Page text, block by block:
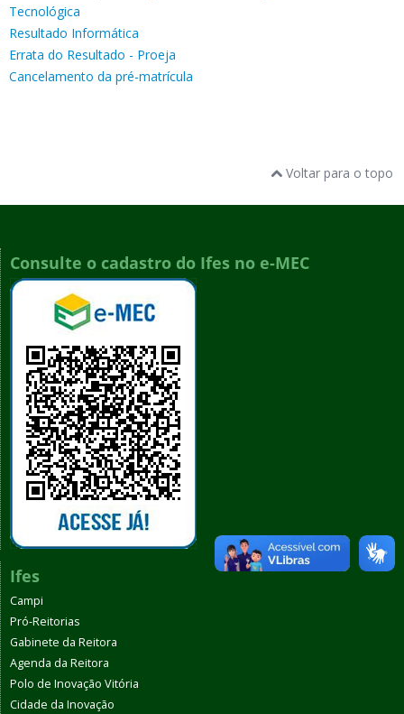
Tecnológica
Resultado Informática
Errata do Resultado - Proeja
Cancelamento da pré-matrícula
Voltar para o topo
Consulte o cadastro do Ifes no e-MEC
Ifes
Campi
Pró-Reitorias
Gabinete da Reitora
Agenda da Reitora
Polo de Inovação Vitória
Cidade da Inovação